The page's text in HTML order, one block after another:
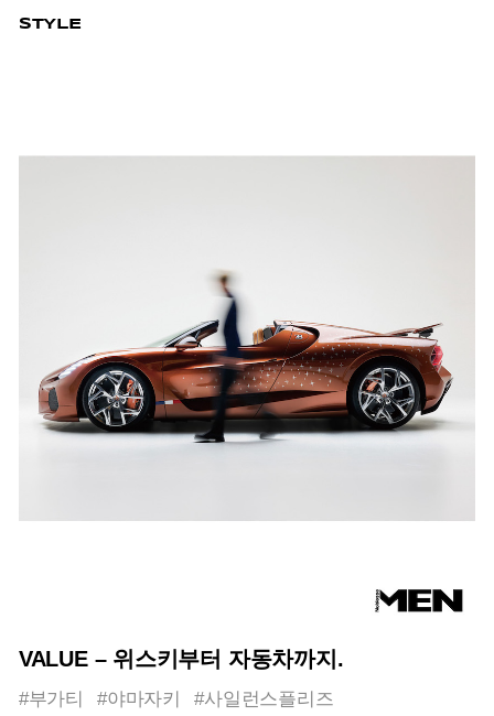
STYLE
VALUE – 위스키부터 자동차까지.
#부가티 #야마자키 #사일런스플리즈